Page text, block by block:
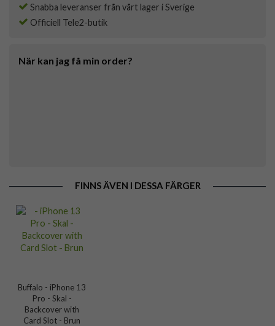
Snabba leveranser från vårt lager i Sverige
Officiell Tele2-butik
När kan jag få min order?
FINNS ÄVEN I DESSA FÄRGER
Buffalo - iPhone 13
Pro - Skal -
Backcover with
Card Slot - Brun